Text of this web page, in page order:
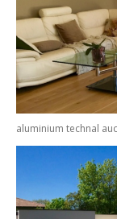
aluminium technal